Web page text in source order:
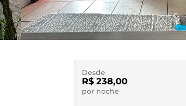
Desde
R$ 238,00
por noche